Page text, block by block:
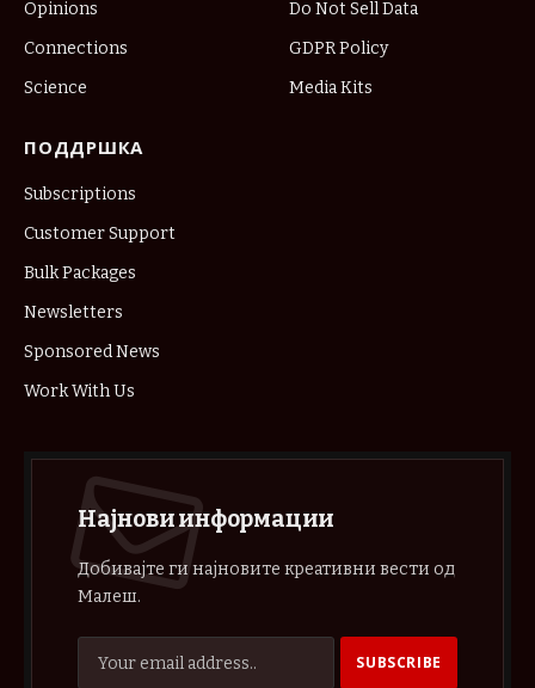
Opinions
Connections
Science
Do Not Sell Data
GDPR Policy
Media Kits
ПОДДРШКА
Subscriptions
Customer Support
Bulk Packages
Newsletters
Sponsored News
Work With Us
Најнови информации
Добивајте ги најновите креативни вести од
Малеш.